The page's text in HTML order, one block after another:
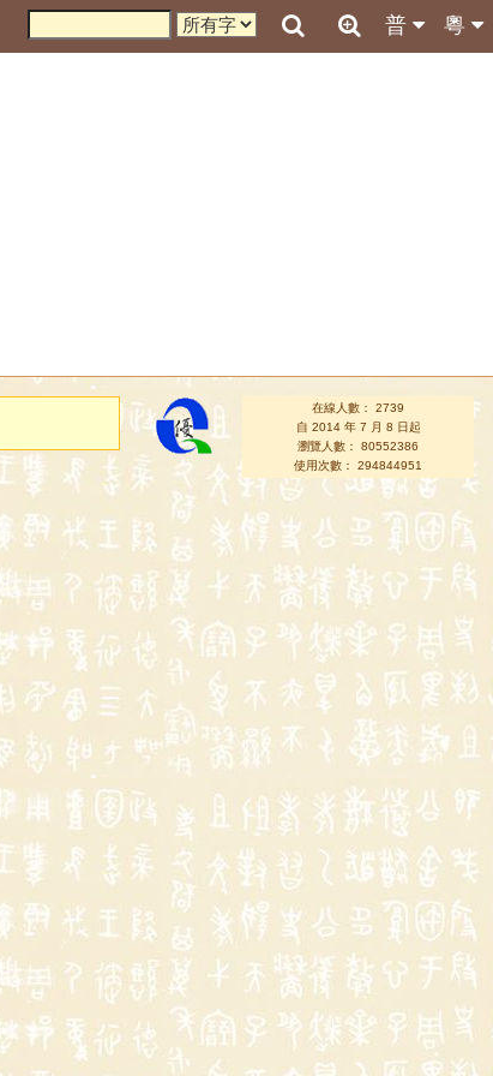
粵
普
在線人數： 2739
自 2014 年 7 月 8 日起
瀏覽人數： 80552386
使用次數： 294844951